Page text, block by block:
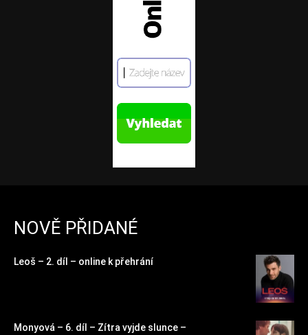
NOVĚ PŘIDANÉ
Leoš – 2. díl – online k přehrání
Monyová – 6. díl – Zítra vyjde slunce –